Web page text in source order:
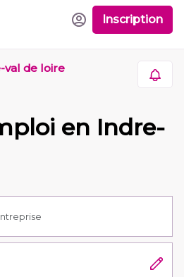
Inscription
val de loire
en Indre-